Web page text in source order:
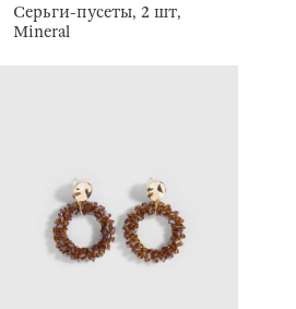
Серьги-пусеты, 2 шт,
Mineral